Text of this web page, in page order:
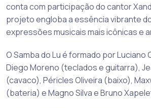
conta com participação do cantor
projeto engloba a essência vibrante
expressões musicais mais icônicas e
O Samba do Lu é formado por Luciano
Diego Moreno (teclados e guitarra),
(cavaco), Péricles Oliveira (baixo),
(bateria) e Magno Silva e Bruno